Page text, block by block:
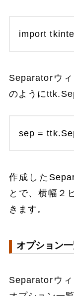
import
Separatorウ
のように
sep =
作成した
とで、横幅２
きます。
オプション
Separatorウ